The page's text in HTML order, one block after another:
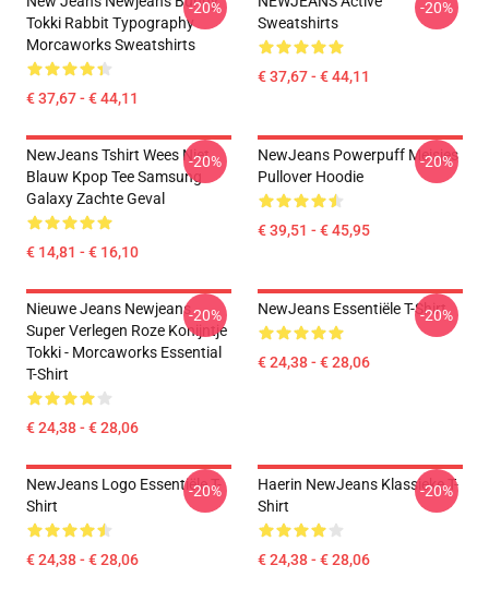
Tokki Rabbit Typography
Morcaworks Sweatshirts
€ 37,67 - € 44,11
-20%
Sweatshirts
€ 37,67 - € 44,11
-20%
NewJeans Tshirt Wees Niet
Blauw Kpop Tee Samsung
Galaxy Zachte Geval
€ 14,81 - € 16,10
-20%
NewJeans Powerpuff Meisjes
Pullover Hoodie
€ 39,51 - € 45,95
-20%
Nieuwe Jeans Newjeans
Super Verlegen Roze Konijntje
Tokki - Morcaworks Essential
T-Shirt
€ 24,38 - € 28,06
-20% NewJeans Essentiële T-Shirt
€ 24,38 - € 28,06
-20%
NewJeans Logo Essentiële T-
Shirt
€ 24,38 - € 28,06
-20%
Haerin NewJeans Klassieke T-
Shirt
€ 24,38 - € 28,06
-20%